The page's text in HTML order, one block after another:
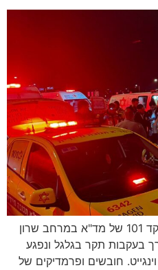
בשעה 00:16 התקבל דיווח במוקד 101 של מד"א במרחב שרון
בעקבות תקר בגלגל ונפגע
למחלף וינגייט. חובשים ופרמדיקים של